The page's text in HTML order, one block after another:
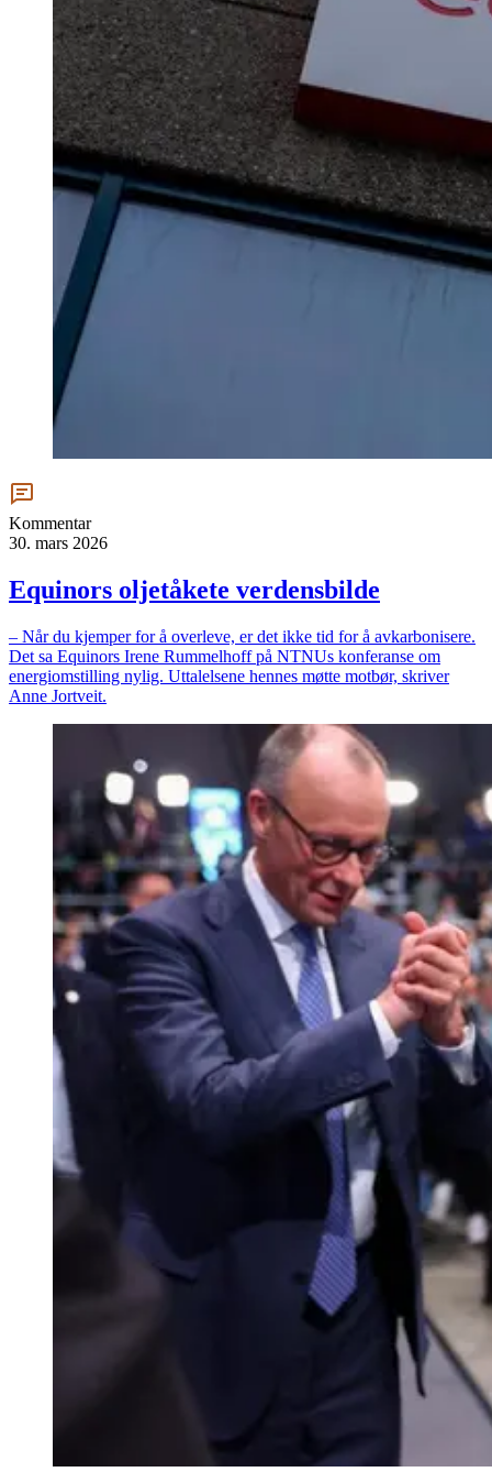
Kommentar
30. mars 2026
Equinors oljetåkete verdensbilde
– Når du kjemper for å overleve, er det ikke tid for å avkarbonisere.
Det sa Equinors Irene Rummelhoff på NTNUs konferanse om
energiomstilling nylig. Uttalelsene hennes møtte motbør, skriver
Anne Jortveit.